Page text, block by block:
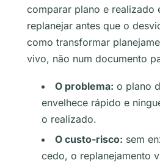
comparar plano e realizado
replanejar antes que o
como transformar
vivo, não num documento
O problema: o plano
envelhece rápido e
o realizado.
O custo-risco: sem
cedo, o replanejamento